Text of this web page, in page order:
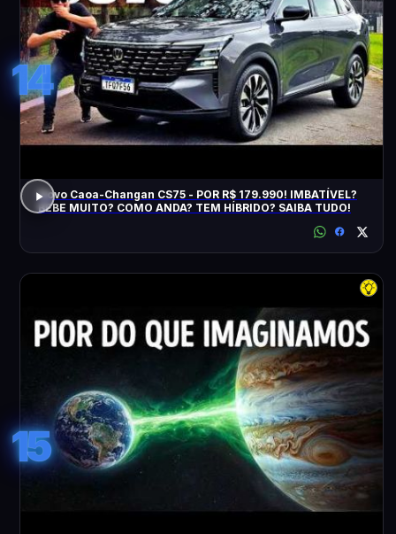
14
Novo Caoa-Changan CS75 - POR R$ 179.990! IMBATÍVEL?
BEBE MUITO? COMO ANDA? TEM HÍBRIDO? SAIBA TUDO!
15